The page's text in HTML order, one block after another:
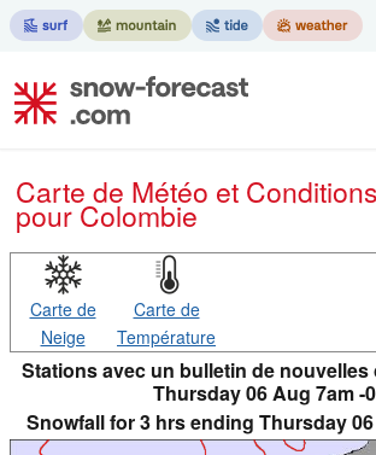
Carte de Météo et
pour Colombie
Carte de
Neige
Carte de
Température
Stations avec un bulletin de nouvelles
Thursday 06 Aug 7am -
Snowfall for 3 hrs ending Thursday